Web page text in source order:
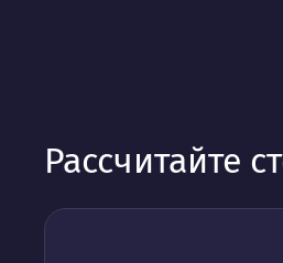
Рассчитайте